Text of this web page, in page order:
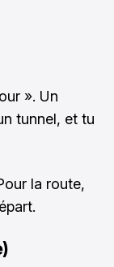
». Un
tunnel, et tu
la route,